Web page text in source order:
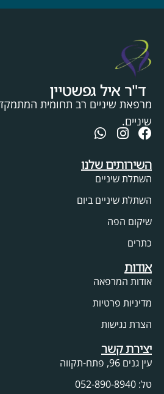
ד"ר איל גפשטיין
מרפאת שיניים רב תחומית
שיניים.
השירותים שלנו
השתלת שיניים
השתלת שיניים ביום
שיקום הפה
כתרים
אודות
אודות המרפאה
מדיניות פרטיות
הצרת נגישות
יצירת קשר
עין גנים 96, פתח-תקווה
טל: 052-890-8940